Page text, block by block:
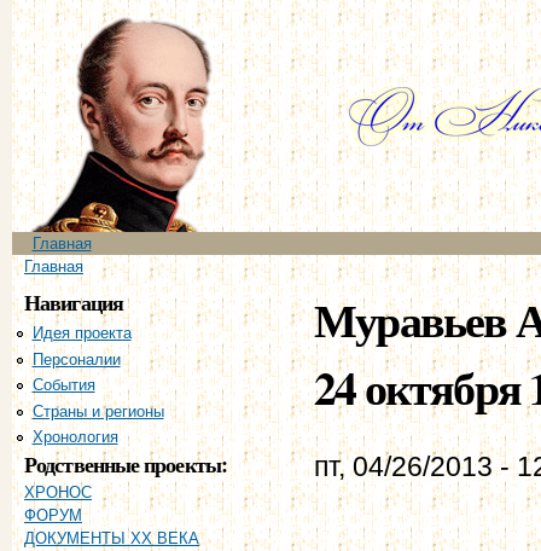
Главное меню
Главная
Вы здесь
Главная
Навигация
Идея проекта
Персоналии
События
Страны и регионы
Хронология
Родственные проекты:
ХРОНОС
ФОРУМ
ДОКУМЕНТЫ XX ВЕКА
Муравьев
24 октября
пт, 04/26/2013 -